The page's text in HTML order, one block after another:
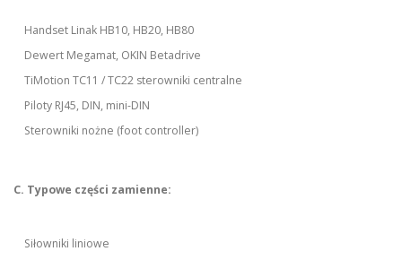
Handset Linak HB10, HB20, HB80
Dewert Megamat, OKIN Betadrive
TiMotion TC11 / TC22 sterowniki centralne
Piloty RJ45, DIN, mini-DIN
Sterowniki nożne (foot controller)
C. Typowe części zamienne:
Siłowniki liniowe